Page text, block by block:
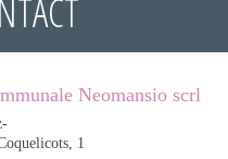
Neomansio scrl
1